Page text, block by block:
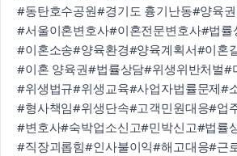
#동탄호수공원#경기도 흉기난동#양육
#서울이혼변호사#이혼전문변호사#법률
#이혼소송#양육환경#양육계획서#이혼
#이혼 양육권#법률상담#위생위반처벌#
#위생법규#위생교육#사업자법률문제#
#형사책임#위생단속#고객민원대응#업
#변호사#숙박업소신고#민박신고#법률
#직장괴롭힘#인사불이익#해고대응#근